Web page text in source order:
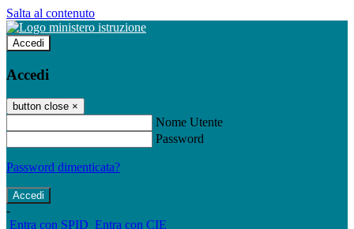
Salta al contenuto
Accedi
Accedi
button close ×
Nome Utente
Password
Password dimenticata?
-
Entra con SPID Entra con CIE